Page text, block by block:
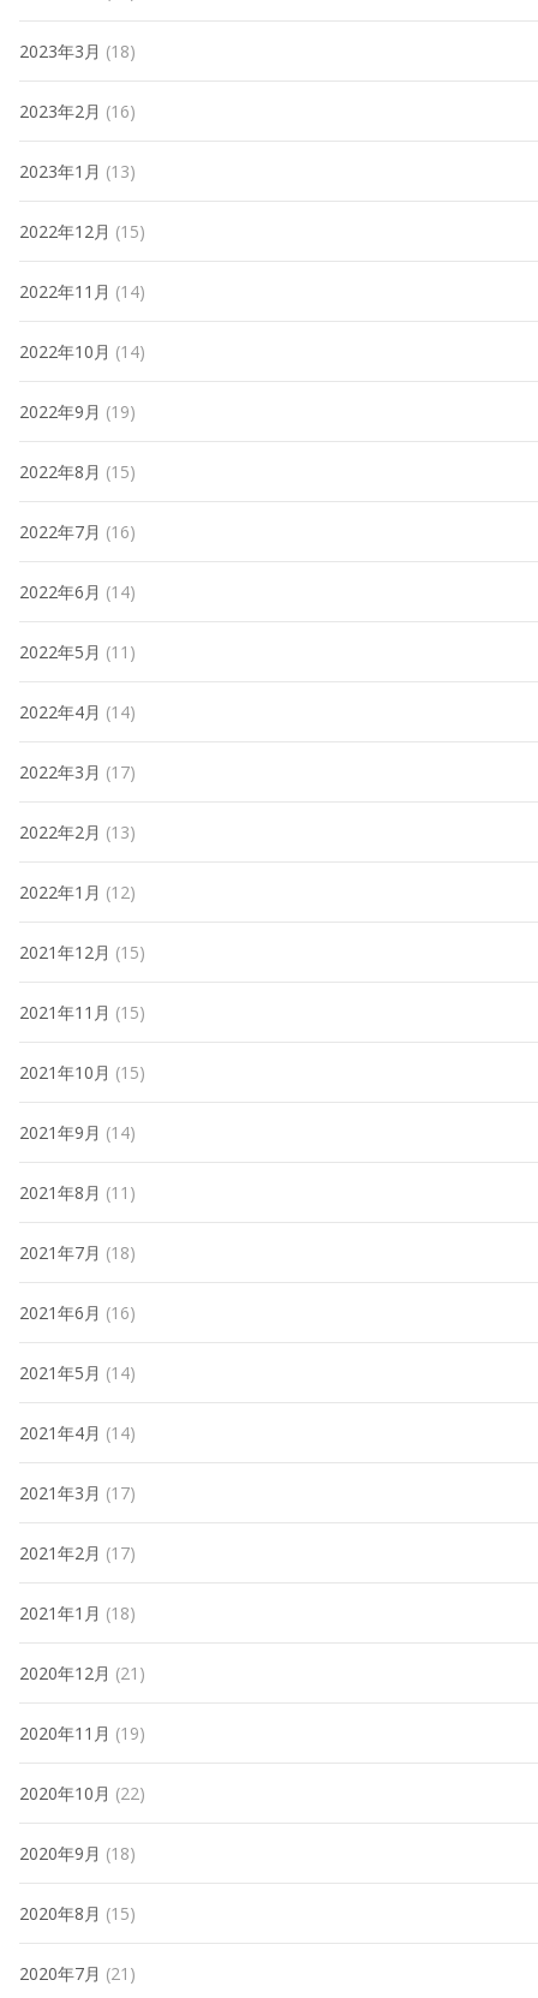
2023年3月 (18)
2023年2月 (16)
2023年1月 (13)
2022年12月 (15)
2022年11月 (14)
2022年10月 (14)
2022年9月 (19)
2022年8月 (15)
2022年7月 (16)
2022年6月 (14)
2022年5月 (11)
2022年4月 (14)
2022年3月 (17)
2022年2月 (13)
2022年1月 (12)
2021年12月 (15)
2021年11月 (15)
2021年10月 (15)
2021年9月 (14)
2021年8月 (11)
2021年7月 (18)
2021年6月 (16)
2021年5月 (14)
2021年4月 (14)
2021年3月 (17)
2021年2月 (17)
2021年1月 (18)
2020年12月 (21)
2020年11月 (19)
2020年10月 (22)
2020年9月 (18)
2020年8月 (15)
2020年7月 (21)